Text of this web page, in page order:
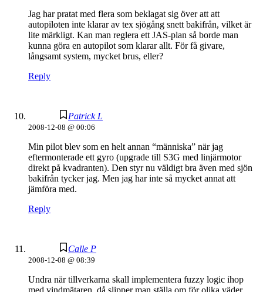
Jag har pratat med flera som beklagat sig över att att
autopiloten inte klarar av tex sjögång snett bakifrån, vilket är
lite märkligt. Kan man reglera ett JAS-plan så borde man
kunna göra en autopilot som klarar allt. För få givare,
långsamt system, mycket brus, eller?
Reply
Patrick L
2008-12-08 @ 00:06
Min pilot blev som en helt annan “människa” när jag
eftermonterade ett gyro (upgrade till S3G med linjärmotor
direkt på kvadranten). Den styr nu väldigt bra även med sjön
bakifrån tycker jag. Men jag har inte så mycket annat att
jämföra med.
Reply
Calle P
2008-12-08 @ 08:39
Undra när tillverkarna skall implementera fuzzy logic ihop